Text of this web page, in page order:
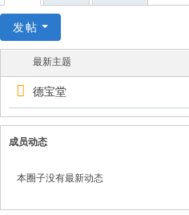
发帖
最新主题
德宝堂
成员动态
本圈子没有最新动态